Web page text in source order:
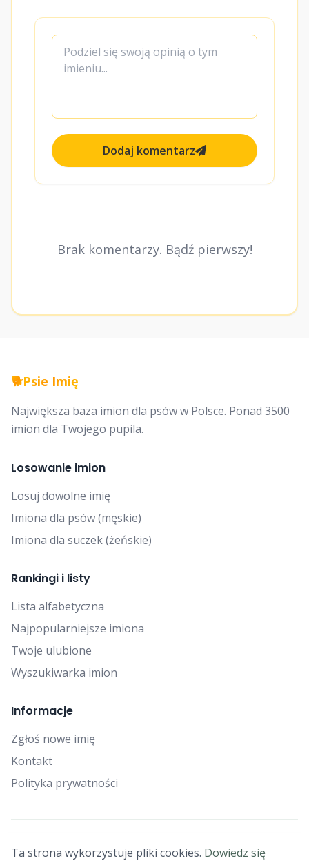
Dodaj komentarz
Brak komentarzy. Bądź pierwszy!
🐕Psie Imię
Największa baza imion dla psów w Polsce. Ponad 3500
imion dla Twojego pupila.
Losowanie imion
Losuj dowolne imię
Imiona dla psów (męskie)
Imiona dla suczek (żeńskie)
Rankingi i listy
Lista alfabetyczna
Najpopularniejsze imiona
Twoje ulubione
Wyszukiwarka imion
Informacje
Zgłoś nowe imię
Kontakt
Polityka prywatności
© 2025 Falcon Bytes. Wszelkie prawa zastrzeżone.
Ta strona wykorzystuje pliki cookies. Dowiedz się